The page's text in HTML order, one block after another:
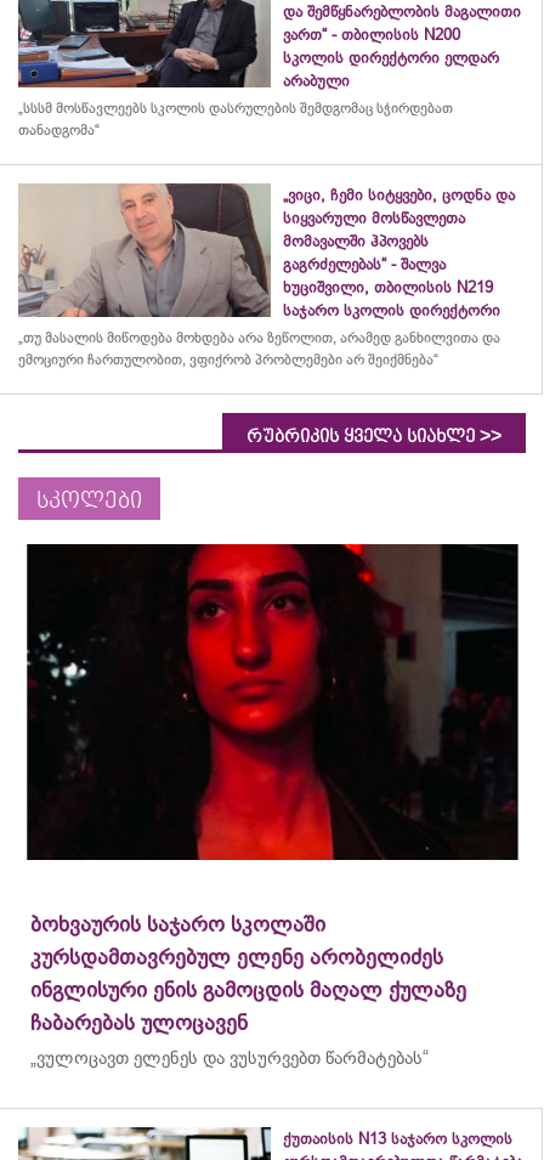
და შემწყნარებლობის მაგალითი
ვართ“ - თბილისის N200
სკოლის დირექტორი ელდარ
არაბული
„სსსმ მოსწავლეებს სკოლის დასრულების შემდგომაც სჭირდებათ
თანადგომა“
„ვიცი, ჩემი სიტყვები, ცოდნა და
სიყვარული მოსწავლეთა
მომავალში ჰპოვებს
გაგრძელებას“ - შალვა
ხუციშვილი, თბილისის N219
საჯარო სკოლის დირექტორი
„თუ მასალის მიწოდება მოხდება არა ზეწოლით, არამედ განხილვითა და
ემოციური ჩართულობით, ვფიქრობ პრობლემები არ შეიქმნება“
რუბრიკის ყველა სიახლე >>
სკოლები
ბოხვაურის საჯარო სკოლაში
კურსდამთავრებულ ელენე არობელიძეს
ინგლისური ენის გამოცდის მაღალ ქულაზე
ჩაბარებას ულოცავენ
„ვულოცავთ ელენეს და ვუსურვებთ წარმატებას“
ქუთაისის N13 საჯარო სკოლის